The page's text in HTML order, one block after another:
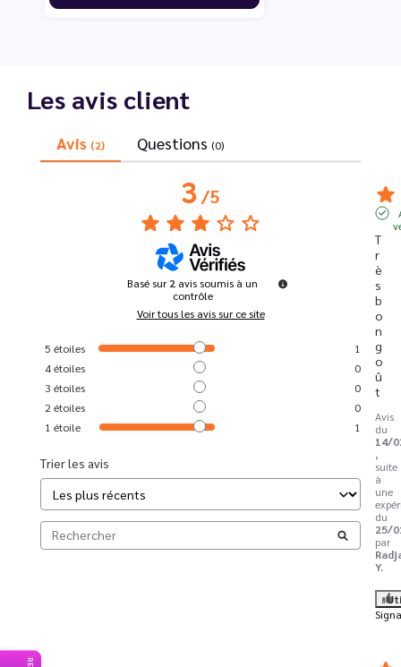
Les avis client
Avis (2) Questions (0)
3/5
Basé sur2 avis soumis à un
contrôle
Voir tous les avis sur ce site
5 étoiles
1
4étoiles
0
3 étoiles
0
2 étoiles
0
1 étoile 1
Trier les avis
T
r
è
s
b
o
n
g
o
û
t
Avis
du
14/
,
suite
à
une
du
25/
par
Y.